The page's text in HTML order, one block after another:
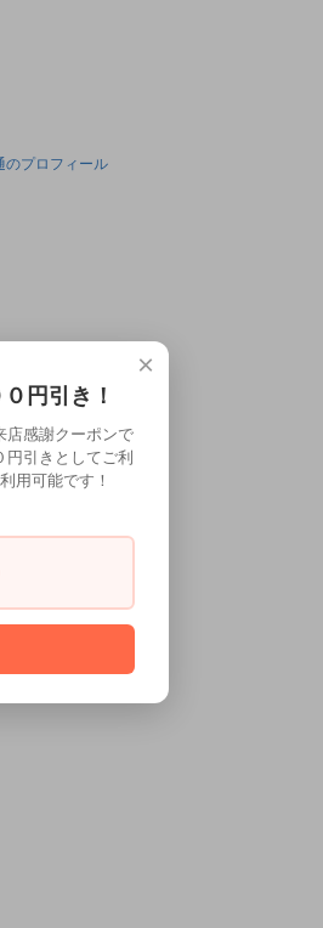
のプロフィール
×
円引き！
店感謝クーポンで
引きとしてご利
用可能です！